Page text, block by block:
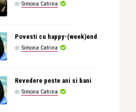
de Simona Catrina
Povesti cu happy-(week)end
de Simona Catrina
Revedere peste ani si bani
de Simona Catrina